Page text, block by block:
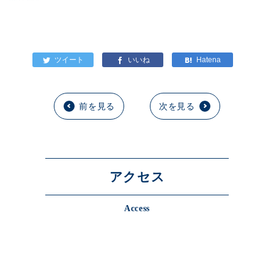
前を見る 次を見る
アクセス
Access